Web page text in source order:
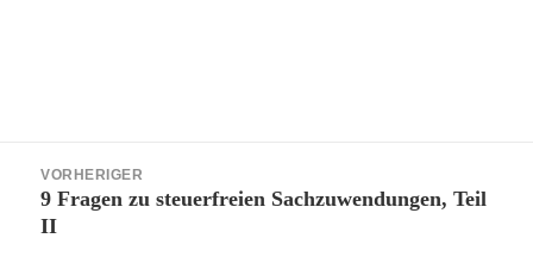
VORHERIGER
Vorheriger
9 Fragen zu steuerfreien Sachzuwendungen, Teil
II